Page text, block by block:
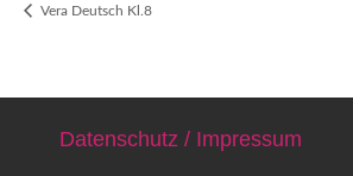
Vera Deutsch Kl.8
Datenschutz / Impressum